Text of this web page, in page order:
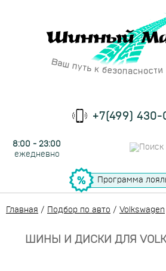
+7(499) 430-
8:00 - 23:00
ежедневно
Программа
Главная / Подбор по авто / Volkswagen
ШИНЫ И ДИСКИ ДЛЯ